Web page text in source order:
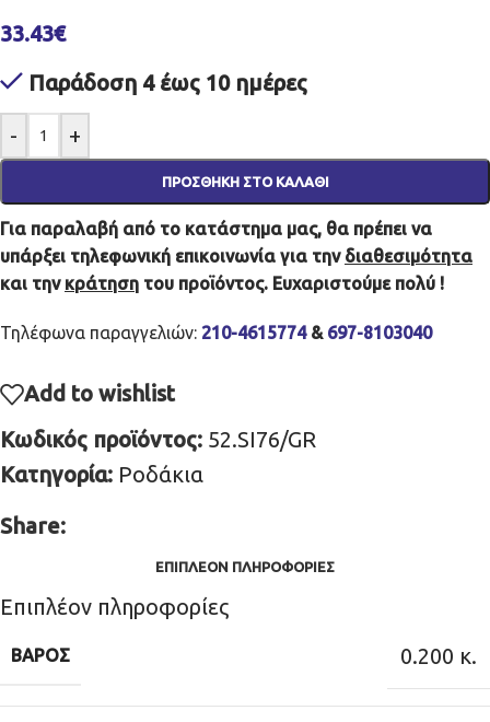
33.43€
Παράδοση 4 έως 10 ημέρες
- +
ΠΡΟΣΘΉΚΗ ΣΤΟ ΚΑΛΆΘΙ
Για παραλαβή από το κατάστημα μας, θα πρέπει να
υπάρξει τηλεφωνική επικοινωνία για την διαθεσιμότητα
και την κράτηση του προϊόντος. Ευχαριστούμε πολύ !
Τηλέφωνα παραγγελιών: 210-4615774& 697-8103040
Add to wishlist
Κωδικός προϊόντος: 52.SI76/GR
Κατηγορία: Ροδάκια
Share:
ΕΠΙΠΛΈΟΝ ΠΛΗΡΟΦΟΡΊΕΣ
Επιπλέον πληροφορίες
ΒΆΡΟΣ 0.200 κ.